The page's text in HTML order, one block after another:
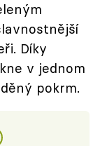
Díky
v jednom
pokrm.